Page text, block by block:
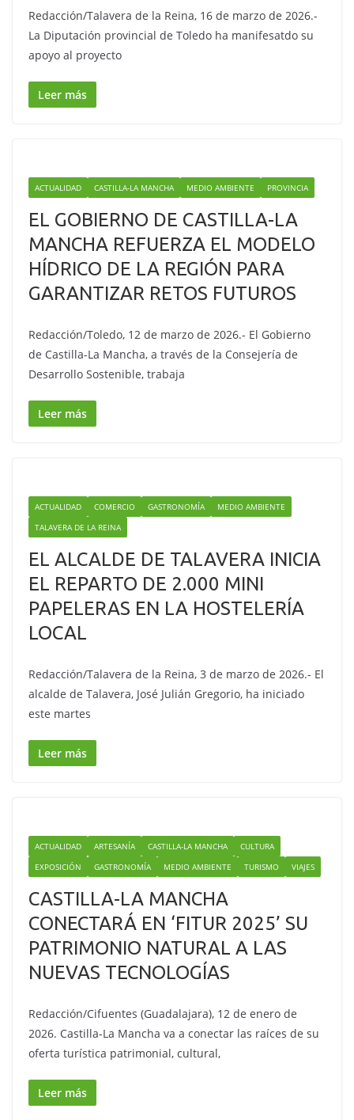
Redacción/Talavera de la Reina, 16 de marzo de 2026.-
La Diputación provincial de Toledo ha manifesatdo su
apoyo al proyecto
Leer más
ACTUALIDAD CASTILLA-LA MANCHA MEDIO AMBIENTE PROVINCIA
EL GOBIERNO DE CASTILLA-LA
MANCHA REFUERZA EL MODELO
HÍDRICO DE LA REGIÓN PARA
GARANTIZAR RETOS FUTUROS
Redacción/Toledo, 12 de marzo de 2026.- El Gobierno
de Castilla-La Mancha, a través de la Consejería de
Desarrollo Sostenible, trabaja
Leer más
ACTUALIDAD COMERCIO GASTRONOMÍA
MEDIO AMBIENTE
TALAVERA DE LA REINA
EL ALCALDE DE TALAVERA INICIA
EL REPARTO DE 2.000 MINI
PAPELERAS EN LA HOSTELERÍA
LOCAL
Redacción/Talavera de la Reina, 3 de marzo de 2026.- El
alcalde de Talavera, José Julián Gregorio, ha iniciado
este martes
Leer más
ACTUALIDAD ARTESANÍA CASTILLA-LA MANCHA
CULTURA
EXPOSICIÓN
GASTRONOMÍA MEDIO AMBIENTE TURISMO VIAJES
CASTILLA-LA MANCHA
CONECTARÁ EN ‘FITUR 2025’ SU
PATRIMONIO NATURAL A LAS
NUEVAS TECNOLOGÍAS
Redacción/Cifuentes (Guadalajara), 12 de enero de
2026. Castilla-La Mancha va a conectar las raíces de su
oferta turística patrimonial, cultural,
Leer más